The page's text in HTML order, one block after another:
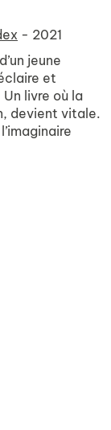
- 2021
jeune
et
livre où la
devient vitale.